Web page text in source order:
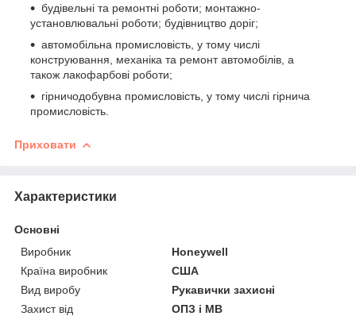
будівельні та ремонтні роботи; монтажно-
установлювальні роботи; будівництво доріг;
автомобільна промисловість, у тому числі
конструювання, механіка та ремонт автомобілів, а
також лакофарбові роботи;
гірничодобувна промисловість, у тому числі гірнича
промисловість.
Приховати
Характеристики
Основні
Виробник
Honeywell
Країна виробник
США
Вид виробу
Рукавички захисні
Захист від
ОПЗ і МВ